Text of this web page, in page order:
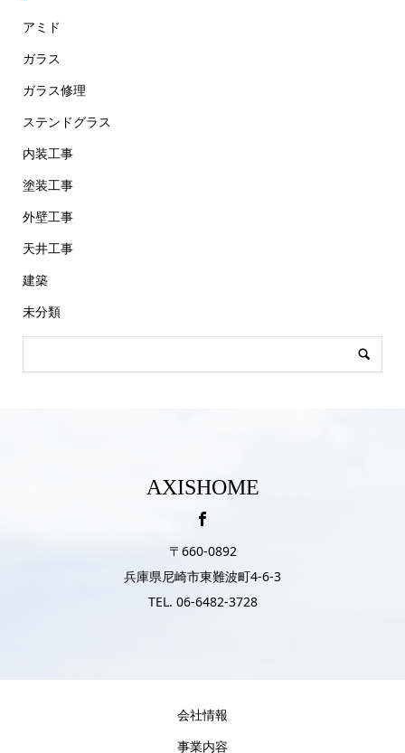
アミド
ガラス
ガラス修理
ステンドグラス
内装工事
塗装工事
外壁工事
天井工事
建築
未分類
AXISHOME
〒660-0892
兵庫県尼崎市東難波町4-6-3
TEL. 06-6482-3728
会社情報
事業内容